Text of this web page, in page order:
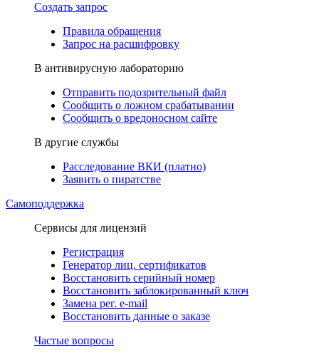
Создать запрос
Правила обращения
Запрос на расшифровку
В антивирусную лабораторию
Отправить подозрительный файл
Сообщить о ложном срабатывании
Сообщить о вредоносном сайте
В другие службы
Расследование ВКИ (платно)
Заявить о пиратстве
Самоподдержка
Сервисы для лицензий
Регистрация
Генератор лиц. сертификатов
Восстановить серийный номер
Восстановить заблокированный ключ
Замена рег. e-mail
Восстановить данные о заказе
Частые вопросы